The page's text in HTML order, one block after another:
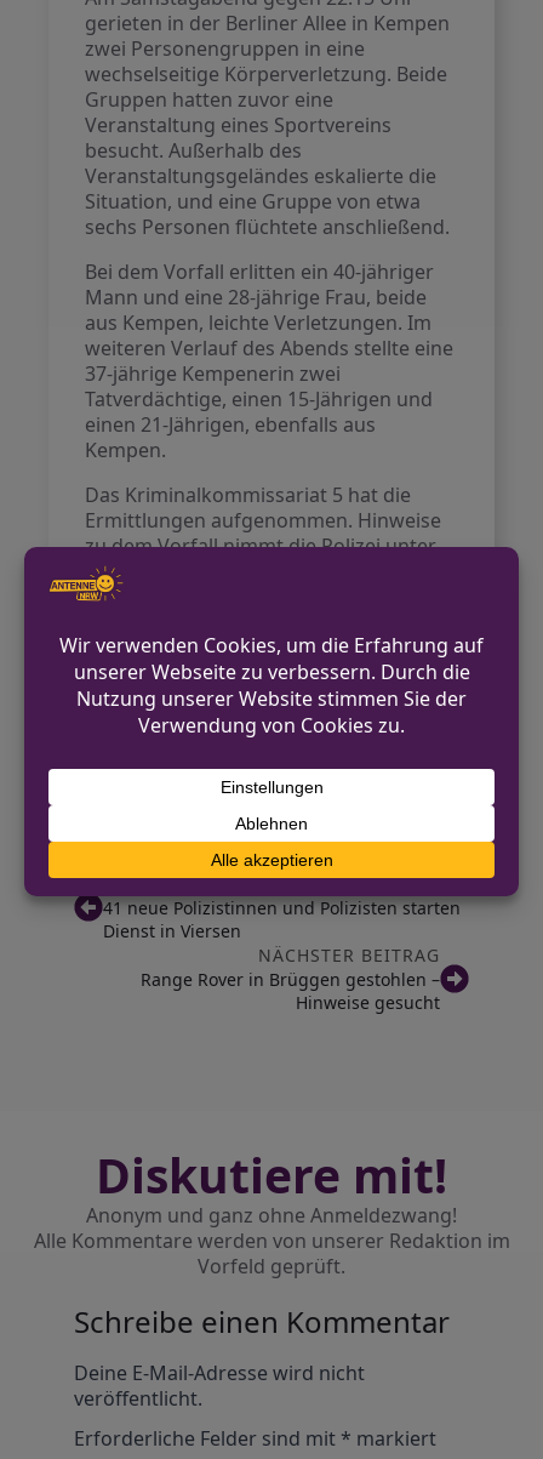
gerieten in der Berliner Allee in Kempen
zwei Personengruppen in eine
wechselseitige Körperverletzung. Beide
Gruppen hatten zuvor eine
Veranstaltung eines Sportvereins
besucht. Außerhalb des
Veranstaltungsgeländes eskalierte die
Situation, und eine Gruppe von etwa
sechs Personen flüchtete anschließend.
Bei dem Vorfall erlitten ein 40-jähriger
Mann und eine 28-jährige Frau, beide
aus Kempen, leichte Verletzungen. Im
weiteren Verlauf des Abends stellte eine
37-jährige Kempenerin zwei
Tatverdächtige, einen 15-Jährigen und
einen 21-Jährigen, ebenfalls aus
Kempen.
Das Kriminalkommissariat 5 hat die
Ermittlungen aufgenommen. Hinweise
zu dem Vorfall nimmt die Polizei unter
der Rufnummer 02162/377-0 entgegen.
Kontakt für Hinweise /
Pressestelle
Kreispolizeibehörde Viersen
02162/377-0
https://www.viersen.polizei.nrw/
VORHERIGER BEITRAG
41 neue Polizistinnen und Polizisten starten
Dienst in Viersen
NÄCHSTER BEITRAG
Range Rover in Brüggen gestohlen –
Hinweise gesucht
Diskutiere mit!
Anonym und ganz ohne Anmeldezwang!
Alle Kommentare werden von unserer Redaktion im
Vorfeld geprüft.
Schreibe einen Kommentar
Deine E-Mail-Adresse wird nicht
veröffentlicht.
Erforderliche Felder sind mit* markiert